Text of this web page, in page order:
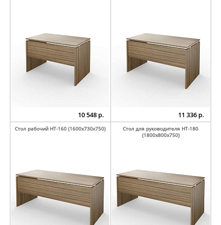
10 548 р. 11 336 р.
Стол рабочий НТ-160 (1600х730х750)
Стол для руководителя НТ-180
(1800х800х750)